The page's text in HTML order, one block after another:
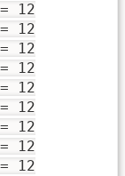
12
12
12
12
12
12
12
12
12